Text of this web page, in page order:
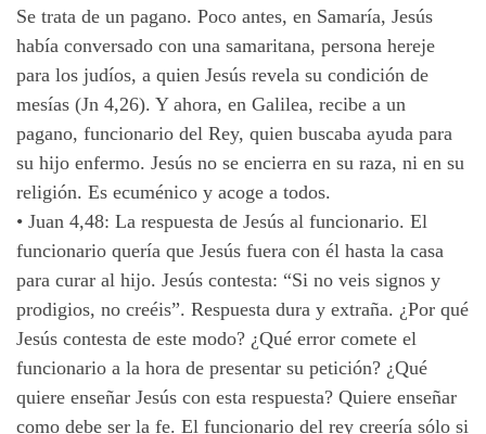
Se trata de un pagano. Poco antes, en Samaría, Jesús
había conversado con una samaritana, persona hereje
para los judíos, a quien Jesús revela su condición de
mesías (Jn 4,26). Y ahora, en Galilea, recibe a un
pagano, funcionario del Rey, quien buscaba ayuda para
su hijo enfermo. Jesús no se encierra en su raza, ni en su
religión. Es ecuménico y acoge a todos.
• Juan 4,48: La respuesta de Jesús al funcionario. El
funcionario quería que Jesús fuera con él hasta la casa
para curar al hijo. Jesús contesta: “Si no veis signos y
prodigios, no creéis”. Respuesta dura y extraña. ¿Por qué
Jesús contesta de este modo? ¿Qué error comete el
funcionario a la hora de presentar su petición? ¿Qué
quiere enseñar Jesús con esta respuesta? Quiere enseñar
como debe ser la fe. El funcionario del rey creería sólo si